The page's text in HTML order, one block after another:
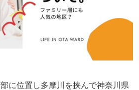
に位置し多摩川を挟んで神奈川県